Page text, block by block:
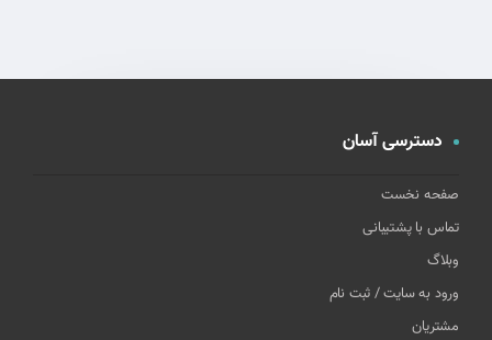
دسترسی آسان
صفحه نخست
تماس با پشتیبانی
وبلاگ
ورود به سایت / ثبت نام
مشتریان